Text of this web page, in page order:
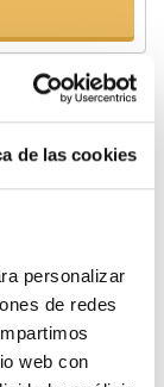
de las cookies
personalizar
de redes
web con